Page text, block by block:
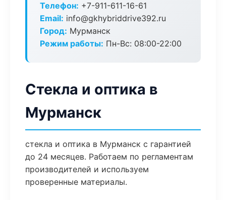
Телефон: +7-911-611-16-61
Email: info@gkhybriddrive392.ru
Город: Мурманск
Режим работы: Пн-Вс: 08:00-22:00
Стекла и оптика в
Мурманск
стекла и оптика в Мурманск с гарантией
до 24 месяцев. Работаем по регламентам
производителей и используем
проверенные материалы.